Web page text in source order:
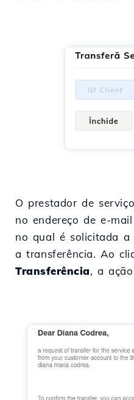
O prestador de
no endereço de e-
no qual é solicitada a
a transferência. Ao
Transferência, a